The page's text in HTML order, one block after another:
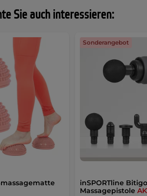
Sie auch interessieren:
inSPORTline
Massagepistole
Sonderangebot